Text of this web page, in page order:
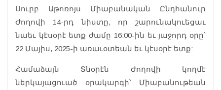
Սուրբ Աթոռոյս Միաբանական Ընդհանուր
Ժողովի 14-րդ նիստը, որ շարունակուեցաւ
նաեւ կէսօրէ ետք ժամը 16:00-ին եւ յաջորդ օրը՝
22 Մայիս, 2025-ի առաւօտեան եւ կէսօրէ ետք:
Համաձայն Տնօրէն Ժողովի կողմէ
ներկայացուած օրակարգի՝ Միաբանութեան